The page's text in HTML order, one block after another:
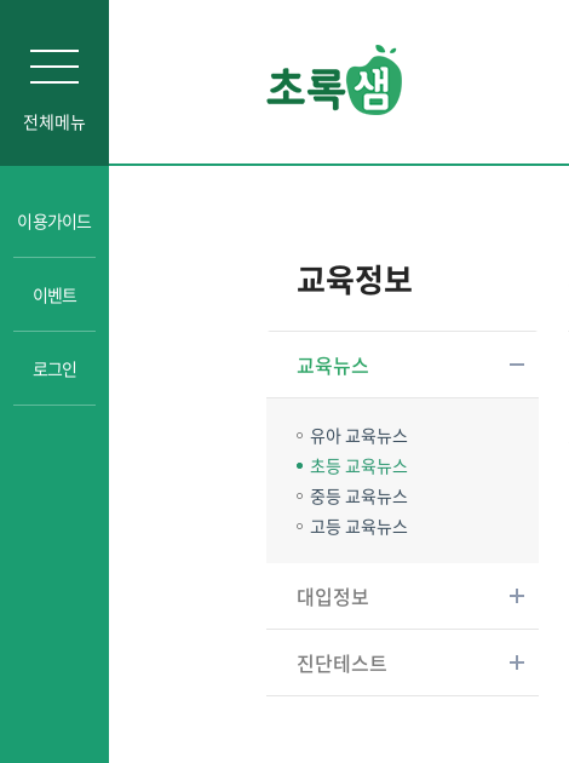
교육정보
교육뉴스
유아 교육뉴스
초등 교육뉴스
중등 교육뉴스
고등 교육뉴스
대입정보
진단테스트
전체메뉴
이용가이드
이벤트
로그인